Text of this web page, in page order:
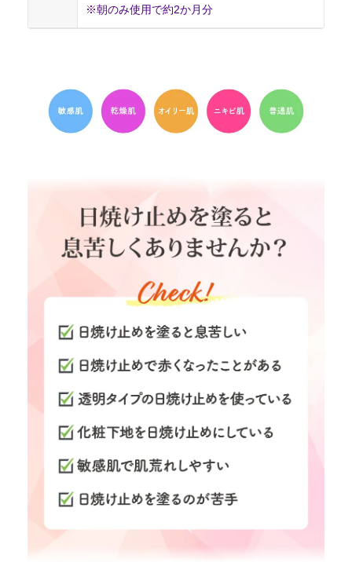
※朝のみ使用で約2か月分